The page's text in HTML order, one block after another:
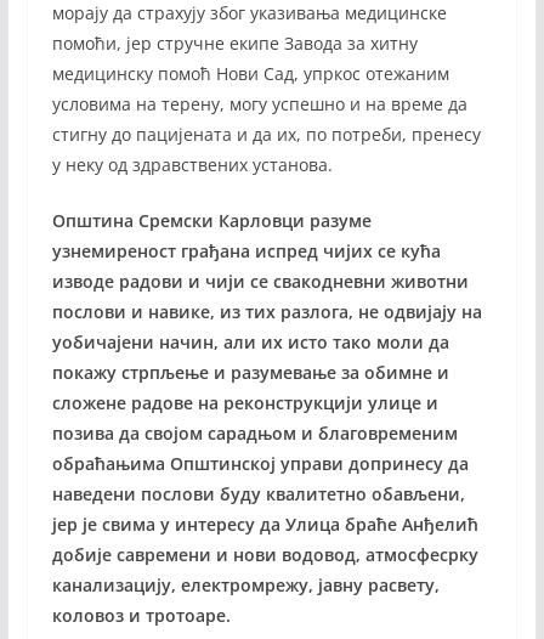
морају да страхују због указивања медицинске
помоћи, јер стручне екипе Завода за хитну
медицинску помоћ Нови Сад, упркос отежаним
условима на терену, могу успешно и на време да
стигну до пацијената и да их, по потреби, пренесу
у неку од здравствених установа.
Општина Сремски Карловци разуме
узнемиреност грађана испред чијих се кућа
изводе радови и чији се свакодневни животни
послови и навике, из тих разлога, не одвијају на
уобичајени начин, али их исто тако моли да
покажу стрпљење и разумевање за обимне и
сложене радове на реконструкцији улице и
позива да својом сарадњом и благовременим
обраћањима Општинској управи допринесу да
наведени послови буду квалитетно обављени,
јер је свима у интересу да Улица браће Анђелић
добије савремени и нови водовод, атмосфесрку
канализацију, електромрежу, јавну расвету,
коловоз и тротоаре.